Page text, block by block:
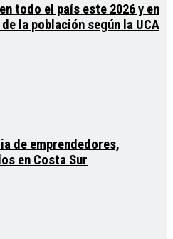
todo el país este 2026 y en
la población según la UCA
de emprendedores,
en Costa Sur